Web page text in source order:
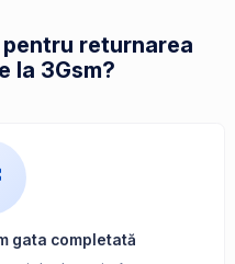
pentru returnarea
la 3Gsm?
gata completată